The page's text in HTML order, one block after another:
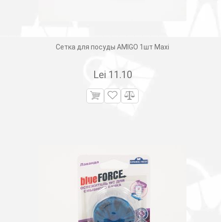
Сетка для посуды AMIGO 1шт Maxi
Lei 11.10